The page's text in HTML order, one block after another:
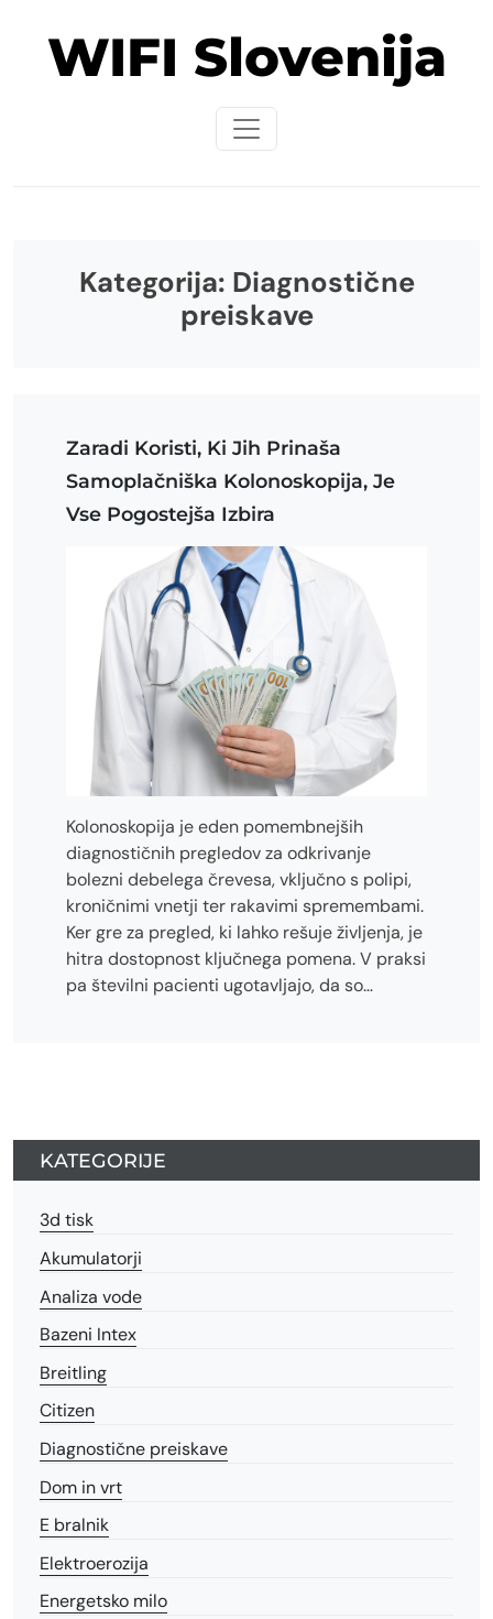
contentWIFI Slovenija
Kategorija: Diagnostične
preiskave
Zaradi Koristi, Ki Jih Prinaša
Samoplačniška Kolonoskopija, Je
Vse Pogostejša Izbira
Kolonoskopija je eden pomembnejših
diagnostičnih pregledov za odkrivanje
bolezni debelega črevesa, vključno s polipi,
kroničnimi vnetji ter rakavimi spremembami.
Ker gre za pregled, ki lahko rešuje življenja, je
hitra dostopnost ključnega pomena. V praksi
pa številni pacienti ugotavljajo, da so…
KATEGORIJE
3d tisk
Akumulatorji
Analiza vode
Bazeni Intex
Breitling
Citizen
Diagnostične preiskave
Dom in vrt
E bralnik
Elektroerozija
Energetsko milo